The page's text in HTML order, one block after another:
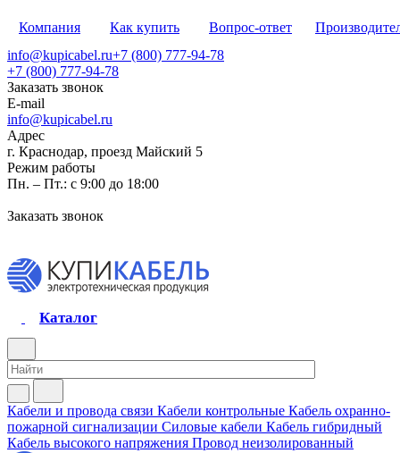
Компания Как купить Вопрос-ответ
info@kupicabel.ru+7 (800) 777-94-78
+7 (800) 777-94-78
Заказать звонок
E-mail
info@kupicabel.ru
Адрес
г. Краснодар, проезд Майский 5
Режим работы
Пн. – Пт.: с 9:00 до 18:00
Заказать звонок
Каталог
Кабели и провода связи Кабели контрольные Кабель охранно-
пожарной сигнализации Силовые кабели Кабель гибридный
Кабель высокого напряжения Провод неизолированный